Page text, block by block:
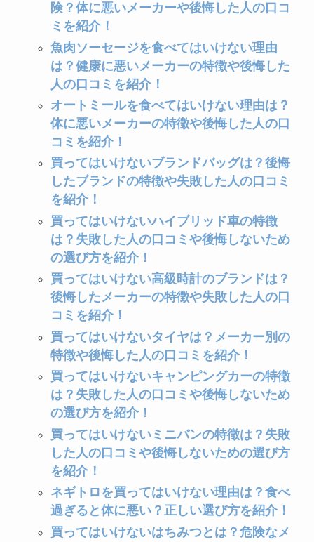
険？体に悪いメーカーや後悔した人の口コ
ミを紹介！
魚肉ソーセージを食べてはいけない理由
は？健康に悪いメーカーの特徴や後悔した
人の口コミを紹介！
オートミールを食べてはいけない理由は？
体に悪いメーカーの特徴や後悔した人の口
コミを紹介！
買ってはいけないブランドバッグは？後悔
したブランドの特徴や失敗した人の口コミ
を紹介！
買ってはいけないハイブリッド車の特徴
は？失敗した人の口コミや後悔しないため
の選び方を紹介！
買ってはいけない高級時計のブランドは？
後悔したメーカーの特徴や失敗した人の口
コミを紹介！
買ってはいけないタイヤは？メーカー別の
特徴や後悔した人の口コミを紹介！
買ってはいけないキャンピングカーの特徴
は？失敗した人の口コミや後悔しないため
の選び方を紹介！
買ってはいけないミニバンの特徴は？失敗
した人の口コミや後悔しないための選び方
を紹介！
ネギトロを買ってはいけない理由は？食べ
過ぎると体に悪い？正しい選び方を紹介！
買ってはいけないはちみつとは？危険なメ